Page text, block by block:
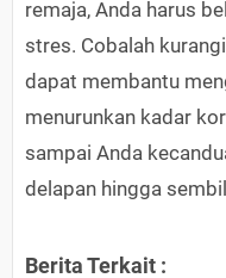
remaja, Anda harus
stres. Cobalah
dapat membantu
menurunkan kadar
sampai Anda
delapan hingga
Berita Terkait :